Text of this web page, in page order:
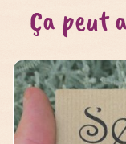
Ça peut